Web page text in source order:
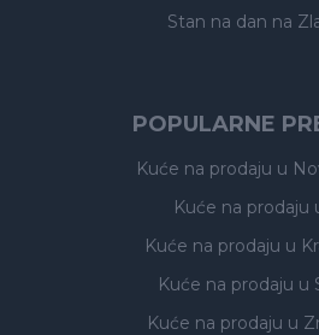
Stan na dan na
POPULARNE
Kuće na prodaju u
Kuće na prodaju
Kuće na prodaju u
Kuće na prodaju u
Kuće na prodaju u